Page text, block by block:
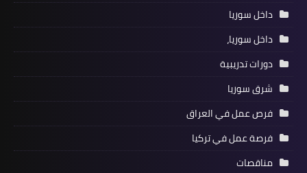
داخل سوريا
داخل سوريا،
دورات تدريبية
شرق سوريا
فرص عمل في العراق
فرصة عمل في تركيا
مناقصات